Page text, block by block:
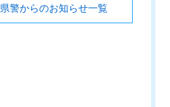
県警からのお知らせ一覧